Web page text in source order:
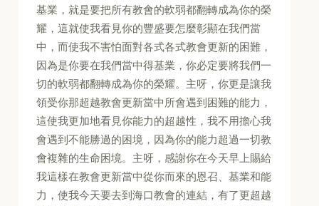
基業，就是要把所有教會的軟弱都翻轉成為你的榮
耀，這就使我看見你的豐盛要怎麼彰顯在我們當
中，而使我不害怕面對各式各式教會更新的困難，
因為是你要在我們當中得基業，你必定要將我們一
切的軟弱都翻轉成為你的榮耀。主呀，你更是讓我
領受你那超越教會更新當中所會遇到困難的能力，
這使我更加地看見你能力的超越性，我不用擔心我
會遇到不能勝過的困境，因為你的能力超過一切教
會複雜的生命困境。主呀，感謝你在今天早上賜給
我這樣在教會更新當中從你而來的恩召、基業和能
力，使我今天要去到海口教會的連結，有了更超越